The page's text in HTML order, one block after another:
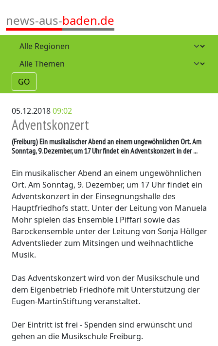
news-aus-baden.de
GO
05.12.201809:02
Adventskonzert
(Freiburg)Ein musikalischer Abend an einem ungewöhnlichen Ort. Am
Sonntag, 9. Dezember, um 17 Uhr findet ein Adventskonzert in der ...
Ein musikalischer Abend an einem ungewöhnlichen
Ort. Am Sonntag, 9. Dezember, um 17 Uhr findet ein
Adventskonzert in der Einsegnungshalle des
Hauptfriedhofs statt. Unter der Leitung von Manuela
Mohr spielen das Ensemble I Piffari sowie das
Barockensemble unter der Leitung von Sonja Höllger
Adventslieder zum Mitsingen und weihnachtliche
Musik.
Das Adventskonzert wird von der Musikschule und
dem Eigenbetrieb Friedhöfe mit Unterstützung der
Eugen-MartinStiftung veranstaltet.
Der Eintritt ist frei - Spenden sind erwünscht und
gehen an die Musikschule Freiburg.